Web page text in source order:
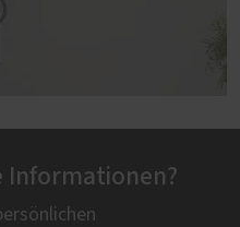
Informationen?